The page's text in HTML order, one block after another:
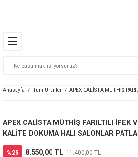
Anasayfa Tüm Ürünler APEX CALİSTA MÜTHİŞ
APEX CALİSTA MÜTHİŞ PARILTILI İPEK
KALİTE DOKUMA HALI SALONLAR
%25 8.550,00 TL 11.400,00 TL